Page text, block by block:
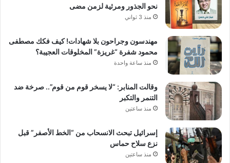
نحو الجذور ومرثية لزمن مضى
منذ 3 ثواني
مهندسون وجراحون بلا شهادات! كيف فكك مصطفى
محمود شفرة “غريزة” المخلوقات العجيبة؟
منذ ساعة واحدة
وقالت المنابر: “لا يسخر قوم من قوم”.. صرخة ضد
التنمر والتكبر
منذ ساعتين
إسرائيل تبحث الانسحاب من “الخط الأصفر” قبل
نزع سلاح حماس
منذ ساعتين